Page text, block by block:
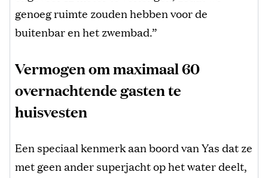
genoeg ruimte zouden hebben voor de
buitenbar en het zwembad.”
Vermogen om maximaal 60
overnachtende gasten te
huisvesten
Een speciaal kenmerk aan boord van Yas dat ze
met geen ander superjacht op het water deelt,